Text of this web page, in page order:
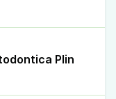
fatta in casa.
brand di
Plin